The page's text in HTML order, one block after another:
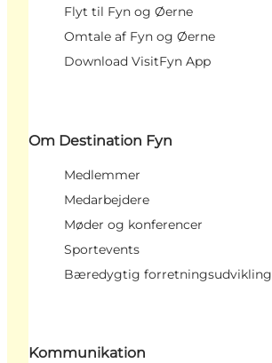
Flyt til Fyn og Øerne
Omtale af Fyn og Øerne
Download VisitFyn App
Om Destination Fyn
Medlemmer
Medarbejdere
Møder og konferencer
Sportevents
Bæredygtig forretningsudvikling
Kommunikation